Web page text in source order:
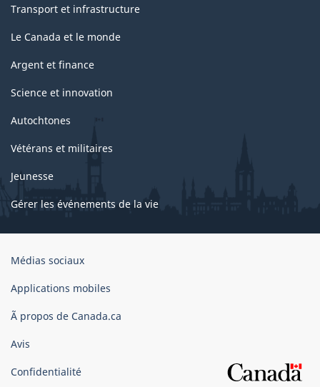
Transport et infrastructure
Le Canada et le monde
Argent et finance
Science et innovation
Autochtones
Vétérans et militaires
Jeunesse
Gérer les événements de la vie
Organisation
gouvernement
Canada
Médias sociaux
Applications mobiles
Ã propos de Canada.ca
Avis
Confidentialité